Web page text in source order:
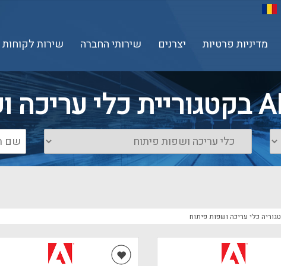
מדיניות פרטיות יצרנים שירותי החברה שירות לקוחות